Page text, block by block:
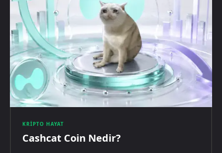
KRIPTO HAYAT
Cashcat Coin Nedir?